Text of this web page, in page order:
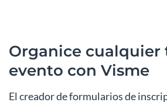
Organice cualquier
evento con Visme
El creador de formularios de